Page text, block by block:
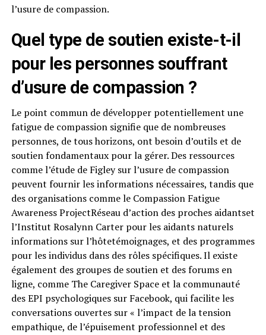
l’usure de compassion.
Quel type de soutien existe-t-il
pour les personnes souffrant
d’usure de compassion ?
Le point commun de développer potentiellement une
fatigue de compassion signifie que de nombreuses
personnes, de tous horizons, ont besoin d’outils et de
soutien fondamentaux pour la gérer. Des ressources
comme l’étude de Figley sur l’usure de compassion
peuvent fournir les informations nécessaires, tandis que
des organisations comme le Compassion Fatigue
Awareness ProjectRéseau d’action des proches aidantset
l’Institut Rosalynn Carter pour les aidants naturels
informations sur l’hôtetémoignages, et des programmes
pour les individus dans des rôles spécifiques. Il existe
également des groupes de soutien et des forums en
ligne, comme The Caregiver Space et la communauté
des EPI psychologiques sur Facebook, qui facilite les
conversations ouvertes sur « l’impact de la tension
empathique, de l’épuisement professionnel et des